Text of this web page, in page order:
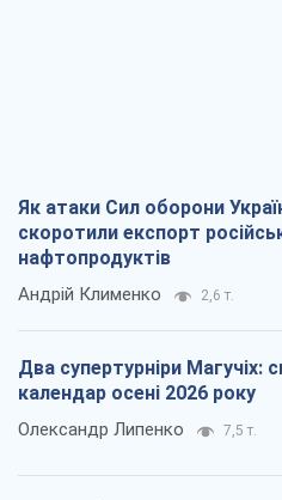
Як атаки Сил оборони
скоротили експорт
нафтопродуктів
Андрій Клименко 2,6 т.
Два супертурніри Магучіх:
календар осені 2026 року
Олександр Липенко 7,5 т.